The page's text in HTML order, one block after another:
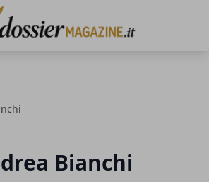
Bianchi